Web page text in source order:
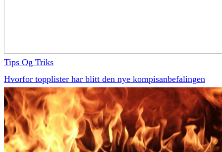
Tips Og Triks
Hvorfor topplister har blitt den nye kompisanbefalingen